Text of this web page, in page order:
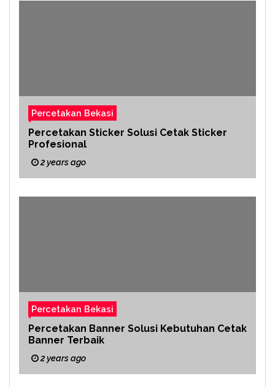
Percetakan Bekasi
Percetakan Sticker Solusi Cetak Sticker
Profesional
2 years ago
Percetakan Bekasi
Percetakan Banner Solusi Kebutuhan Cetak
Banner Terbaik
2 years ago